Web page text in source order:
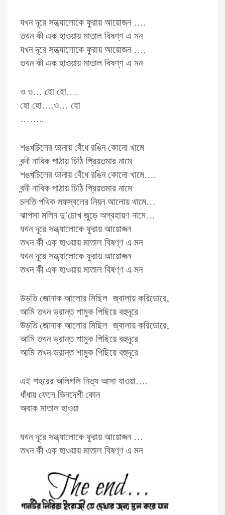
যখন দূরে সন্ধ্যালোকে ফুরায় আয়োজন ….
তখন কী এক হাওয়ায় মাতাল বিষণ্ণ এ মন
যখন দূরে সন্ধ্যালোকে ফুরায় আয়োজন ….
তখন কী এক হাওয়ায় মাতাল বিষণ্ণ এ মন
ও ও… হো হো….
হো হো….ও… হো
……..
শঙখচিলের ডানায় বেঁধে রঙিন কোনো খামে
বন্দী নাবিক পাঠায় চিঠি প্রিয়তমার নামে
শঙখচিলের ডানায় বেঁধে রঙিন কোনো খামে….
বন্দী নাবিক পাঠায় চিঠি প্রিয়তমার নামে
চলতি পথিক মফস্বলের নিয়ন আলোয় থামে…
ঝাপসা মলিন দু’চোখ জুড়ে অগ্রহায়ণ নামে…
যখন দূরে সন্ধ্যালোকে ফুরায় আয়োজন
তখন কী এক হাওয়ায় মাতাল বিষণ্ণ এ মন
যখন দূরে সন্ধ্যালোকে ফুরায় আয়োজন
তখন কী এক হাওয়ায় মাতাল বিষণ্ণ এ মন
উড়তি জোনাক আলোর মিছিল জ্বালায় করিডোরে,
আমি তখন ভ্রান্ত শামুক পিছিয়ে বহুদূরে
উড়তি জোনাক আলোর মিছিল জ্বালায় করিডোরে,
আমি তখন ভ্রান্ত শামুক পিছিয়ে বহুদূরে
আমি তখন ভ্রান্ত শামুক পিছিয়ে বহুদূরে
এই শহরের অলিগলি নিত্য আসা যাওয়া….
ধাঁধায় ফেলে ভিনদেশী কোন
অবাক মাতাল হাওয়া
যখন দূরে সন্ধ্যালোকে ফুরায় আয়োজন …
তখন কী এক হাওয়ায় মাতাল বিষণ্ণ এ মন